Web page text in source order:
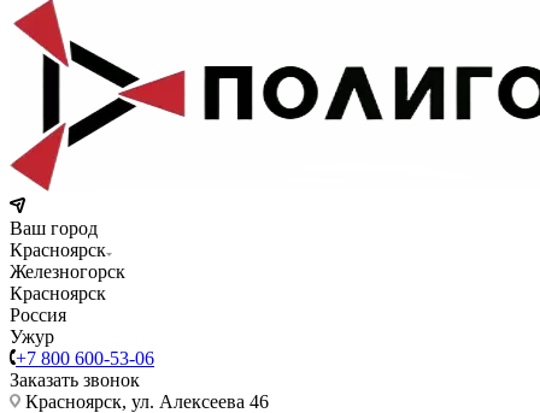
Ваш город
Красноярск
Железногорск
Красноярск
Россия
Ужур
+7 800 600-53-06
Заказать звонок
Красноярск, ул. Алексеева 46